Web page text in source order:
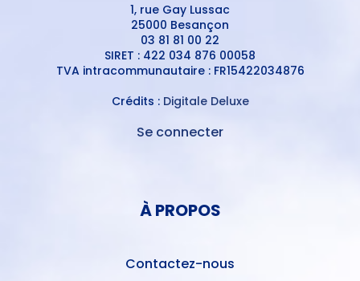
1, rue Gay Lussac
25000 Besançon
03 81 81 00 22
SIRET : 422 034 876 00058
TVA intracommunautaire : FR15422034876
Crédits : Digitale Deluxe
Se connecter
À PROPOS
Contactez-nous